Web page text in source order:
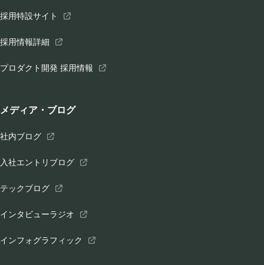
採用特設サイト
採用情報詳細
プロダクト開発 採用情報
メディア・ブログ
社内ブログ
入社エントリブログ
テックブログ
インタビューラジオ
インフォグラフィック